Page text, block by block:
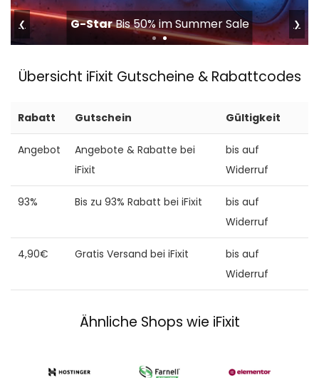
G-StarBis 50% im Summer Sale
❮ ❯
Übersicht iFixit Gutscheine & Rabattcodes
Rabatt Gutschein Gültigkeit
Angebot
Angebote & Rabatte bei
iFixit
bis auf
Widerruf
93% Bis zu 93% Rabatt bei iFixit
bis auf
Widerruf
4,90€ Gratis Versand bei iFixit
bis auf
Widerruf
Ähnliche Shops wie iFixit